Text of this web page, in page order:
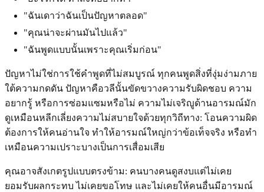
"ฉันเดาว่าฉันเป็นปัญหาตลอด"
"คุณน่าจะผ่านมันไปแล้ว"
"ฉันพูดแบบนั้นเพราะคุณเริ่มก่อน"
ปัญหาไม่ใช่การใช้คำพูดที่ไม่สมบูรณ์ ทุกคนพูดสิ่งที่งุ่มง่ามภาย
ใต้ความกดดัน ปัญหาคือวลีนั้นขัดขวางความรับผิดชอบ ความ
อยากรู้ หรือการซ่อมแซมหรือไม่ ความไม่เจริญูด้านอารมณ์มัก
ดูเหมือนหลีกเลี่ยงความไม่สบายใจด้วยทุกวิถีทาง: โอนความผิด
ต้องการให้คนอ่านใจ ทำให้อารมณ์ใหญ่กว่าข้อเท็จจริง หรือทำ
เหมือนความเปราะบางเป็นการเสื่อมเสีย
คุณอาจสังเกตรูปแบบตรงข้าม: คนบางคนดูสงบแต่ไม่เคย
ยอมรับผลกระทบ ไม่เคยขอโทษ และไม่เคยให้คนอื่นมีอารมณ์